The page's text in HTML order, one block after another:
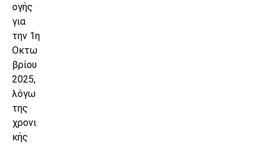
ογής
για
την 1η
Οκτω
βρίου
2025,
λόγω
της
χρονι
κής